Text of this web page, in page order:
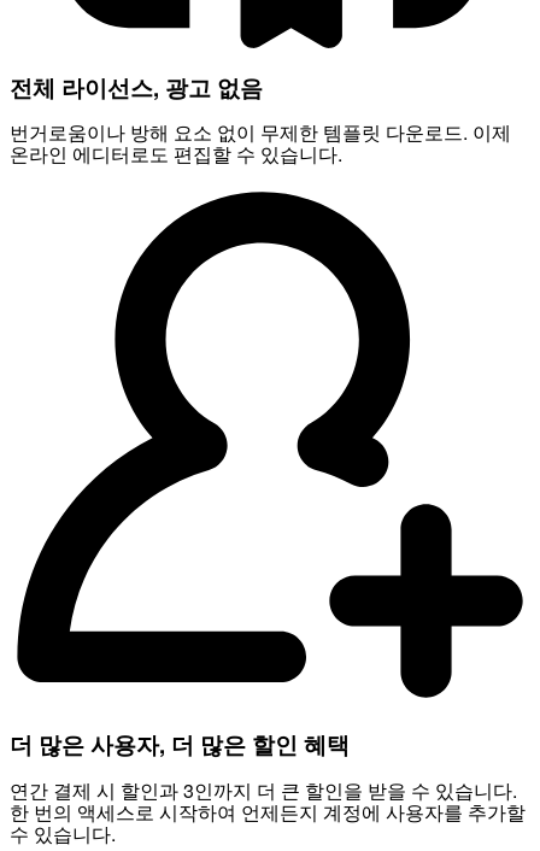
전체 라이선스, 광고 없음
번거로움이나 방해 요소 없이 무제한 템플릿 다운로드. 이제
온라인 에디터로도 편집할 수 있습니다.
더 많은 사용자, 더 많은 할인 혜택
연간 결제 시 할인과 3인까지 더 큰 할인을 받을 수 있습니다.
한 번의 액세스로 시작하여 언제든지 계정에 사용자를 추가할
수 있습니다.